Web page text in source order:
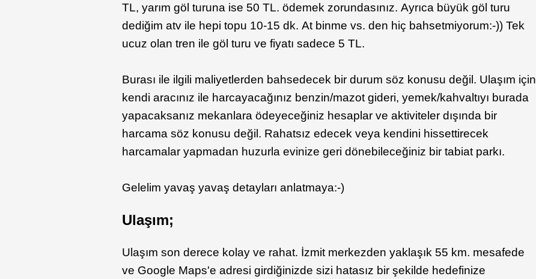
TL, yarım göl turuna ise 50 TL. ödemek zorundasınız. Ayrıca büyük göl turu
dediğim atv ile hepi topu 10-15 dk. At binme vs. den hiç bahsetmiyorum:-)) Tek
ucuz olan tren ile göl turu ve fiyatı sadece 5 TL.
Burası ile ilgili maliyetlerden bahsedecek bir durum söz konusu değil. Ulaşım için
kendi aracınız ile harcayacağınız benzin/mazot gideri, yemek/kahvaltıyı burada
yapacaksanız mekanlara ödeyeceğiniz hesaplar ve aktiviteler dışında bir
harcama söz konusu değil. Rahatsız edecek veya kendini hissettirecek
harcamalar yapmadan huzurla evinize geri dönebileceğiniz bir tabiat parkı.
Gelelim yavaş yavaş detayları anlatmaya:-)
Ulaşım;
Ulaşım son derece kolay ve rahat. İzmit merkezden yaklaşık 55 km. mesafede
ve Google Maps'e adresi girdiğinizde sizi hatasız bir şekilde hedefinize